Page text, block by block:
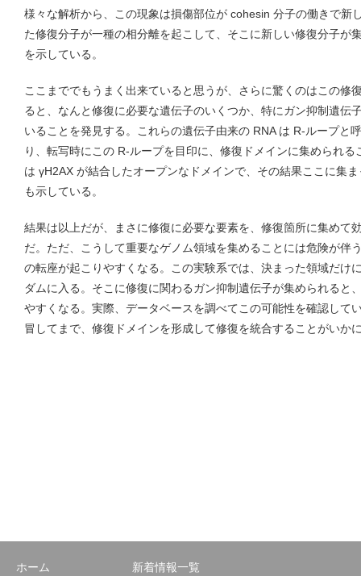
様々な解析から、この現象は損傷部位が cohesin 分子の働きで新
た修復分子が一種の相分離を起こして、そこに新しい修復分子が
を示している。
ここまででもうまく出来ていると思うが、さらに驚くのはこの修
ると、なんと修復に必要な遺伝子のいくつか、特にガン抑制遺伝
いることを発見する。これらの遺伝子由来の RNA は R-ループと
り、転写時にこの R-ループを目印に、修復ドメインに集められ
は γH2AX が結合したオープンなドメインで、その結果ここに集
も示している。
結果は以上だが、まさに修復に必要な要素を、修復箇所に集めて
だ。ただ、こうして重要なゲノム領域を集めることには危険が伴
の転座が起こりやすくなる。この実験系では、決まった領域だけ
ダムに入る。そこに修復に関わるガン抑制遺伝子が集められると
やすくなる。実際、データベースを調べてこの可能性を確認して
冒してまで、修復ドメインを形成して修復を統合することがいか
ホーム 新着情報一覧